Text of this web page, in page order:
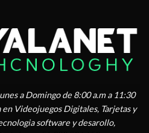
a Domingo de 8:00 a.m a 11:30
en Videojuegos Digitales, Tarjetas y
software y desarollo,